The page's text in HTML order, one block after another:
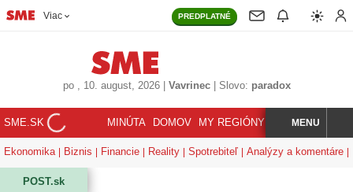
Viac PREDPLATNÉ
po, 10. august, 2026| Vavrinec| Slovo: paradox
SME.SK MINÚTA DOMOV MY REGIÓNY KORZÁR
HĽADAJMENU
Ekonomika Biznis Financie Reality Spotrebiteľ Analýzy a komentáre
POST.sk